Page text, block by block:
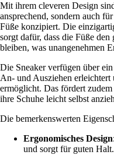
Mit ihrem cleveren Design
ansprechend, sondern auch
Füße konzipiert. Die
sorgt dafür, dass die Füße
bleiben, was unangenehmen
Die Sneaker verfügen über
An- und Ausziehen
ermöglicht. Das fördert
ihre Schuhe leicht selbst
Die bemerkenswerten
Ergonomisches Design
und sorgt für guten Halt.